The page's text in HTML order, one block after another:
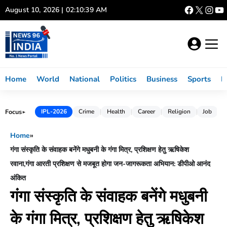
Skip
to
content
August 10, 2026 | 02:10:40 AM
Home World National Politics Business Sports
Focus► IPL-2026 Crime Health Career Religion Job
Home»
गंगा संस्कृति के संवाहक बनेंगे मधुबनी के गंगा मित्र, प्रशिक्षण हेतु ऋषिकेश
रवाना,गंगा आरती प्रशिक्षण से मजबूत होगा जन-जागरूकता अभियान: डीपीओ आनंद
अंकित
गंगा संस्कृति के संवाहक बनेंगे मधुबनी
के गंगा मित्र, प्रशिक्षण हेतु ऋषिकेश